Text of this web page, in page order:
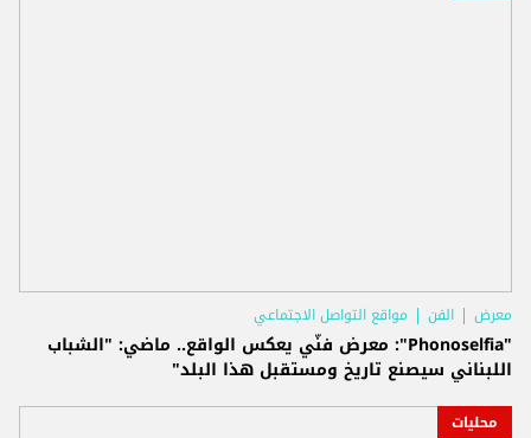
معرض الفن مواقع التواصل الاجتماعي
"Phonoselfia": معرض فنّي يعكس الواقع.. ماضي: "الشباب
اللبناني سيصنع تاريخ ومستقبل هذا البلد"
محليات